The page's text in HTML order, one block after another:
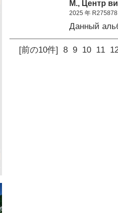
М., Центр
2025 年 R275878
Данный
[前の10件] 8 9 10 11